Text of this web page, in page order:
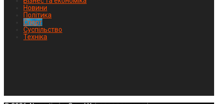
Новини
Політика
Спорт
Суспільство
Техніка